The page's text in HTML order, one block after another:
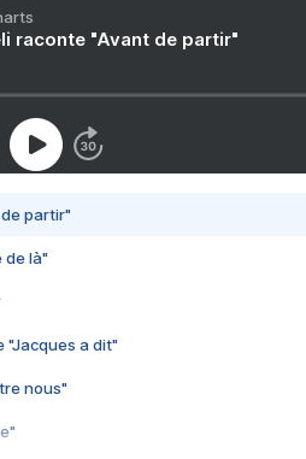
raconte "Avant de partir"
de partir"
de là"
"Jacques a dit"
nous"